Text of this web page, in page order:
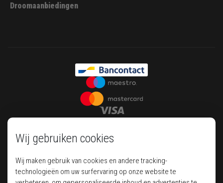
Wij gebruiken cookies
Wij maken gebruik van cookies en andere tracking-
technologieën om uw surfervaring op onze website te
Droomaanbiedingen